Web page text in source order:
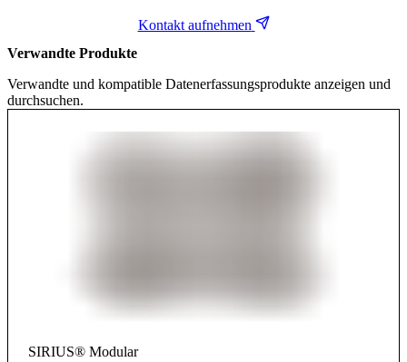
Kontakt aufnehmen
Verwandte Produkte
Verwandte und kompatible Datenerfassungsprodukte anzeigen und
durchsuchen.
SIRIUS® Modular